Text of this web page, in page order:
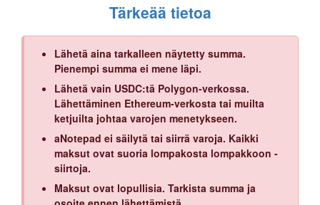
Tärkeää tietoa
Lähetä aina tarkalleen näytetty summa.
Pienempi summa ei mene läpi.
Lähetä vain USDC:tä Polygon-verkossa.
Lähettäminen Ethereum-verkosta tai muilta
ketjuilta johtaa varojen menetykseen.
aNotepad ei säilytä tai siirrä varoja. Kaikki
maksut ovat suoria lompakosta lompakkoon -
siirtoja.
Maksut ovat lopullisia. Tarkista summa ja